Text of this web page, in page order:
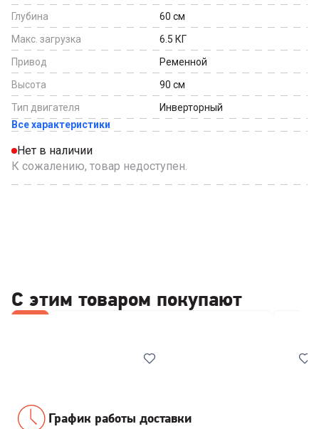
Глубина
60 см
Макс. загрузка
6.5 КГ
Привод
Ременной
Высота
90 см
Тип двигателя
Инверторный
Все характеристики
Нет в наличии
К сожалению, товар недоступен.
С этим товаром покупают
График работы доставки